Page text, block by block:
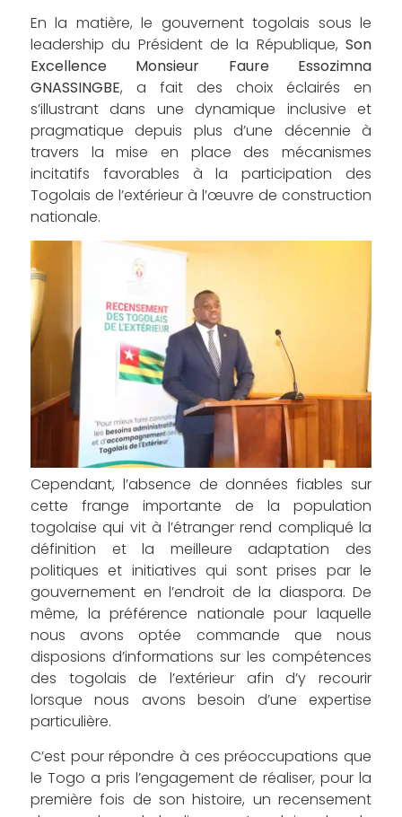
En la matière, le gouvernent togolais sous le
leadership du Président de la République, Son
Excellence Monsieur Faure Essozimna
GNASSINGBE, a fait des choix éclairés en
s’illustrant dans une dynamique inclusive et
pragmatique depuis plus d’une décennie à
travers la mise en place des mécanismes
incitatifs favorables à la participation des
Togolais de l’extérieur à l’œuvre de construction
nationale.
Cependant, l’absence de données fiables sur
cette frange importante de la population
togolaise qui vit à l’étranger rend compliqué la
définition et la meilleure adaptation des
politiques et initiatives qui sont prises par le
gouvernement en l’endroit de la diaspora. De
même, la préférence nationale pour laquelle
nous avons optée commande que nous
disposions d’informations sur les compétences
des togolais de l’extérieur afin d’y recourir
lorsque nous avons besoin d’une expertise
particulière.
C’est pour répondre à ces préoccupations que
le Togo a pris l’engagement de réaliser, pour la
première fois de son histoire, un recensement